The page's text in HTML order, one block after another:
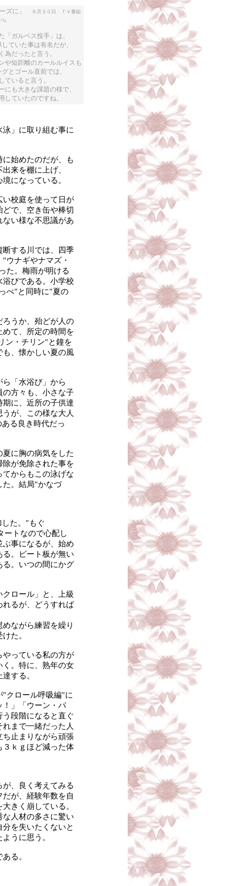
ーズに」
９月３０日 ＴＶ番組
ら
「ガルベス投手」は、
ていた事は有名だが、
為だったと言う。
や短距離のカールルイスも
とゴール直前では、
ていると言う。
にも大きな課題の様で、
していたのですね。
泳」に取り組む事に
始めたのだが、も
来を棚に上げ、
になっている。
い校庭を使って日が
で、空き缶や棒切
い様な不思議があ
断する川では、四季
ウナギやナマズ・
た。梅雨が明ける
びである。小学校
ぺ"と同時に"夏の
ろうか、殆どが人の
て、所定の時間を
ン・チリン"と鐘を
も、懐かしい夏の風
「水浴び」から
の方々も、小さな子
に、近所の子供達
が、この様な大人
る良き時代だっ
に胸の病気をした
が免除された事を
からもこの泳げな
た。結局"かなづ
た。"もぐ
ートなので心配し
事になるが、始め
。ビート板が無い
る。いつの間にかグ
ロール」と、上級
れるが、どうすれば
ながら練習を繰り
た。
やっている私の方が
く。特に、熟年の女
する。
"クロール呼吸編"に
！」「ウーン・パ
段階になると直ぐ
まで一緒だった人
ち止まりながら頑張
３ｋｇほど減った体
、良く考えてみる
が、経験年数を自
きく崩している。
人材の多さに驚い
を失いたくないと
うに思う。
る。